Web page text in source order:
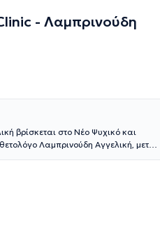
- Λαμπρινούδη
βρίσκεται στο Νέο Ψυχικό και
Λαμπρινούδη Αγγελική, μετά